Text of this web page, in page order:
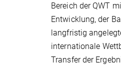
Bereich der QWT
Entwicklung, der
langfristig
internationale
Transfer der